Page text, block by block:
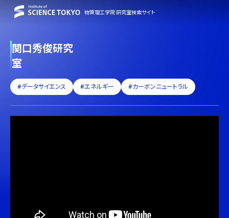
物質理工学院 研究室検索サイト
関口秀俊研究
室
#データサイエンス #エネルギー #カーボンニュートラル